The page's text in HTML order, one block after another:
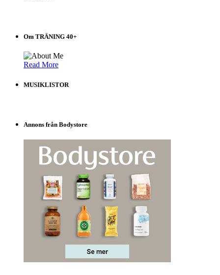
listen!
Om TRÄNING 40+
Read More
MUSIKLISTOR
Annons från Bodystore